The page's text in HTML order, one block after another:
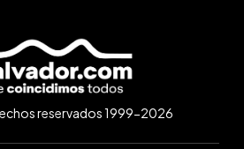
reservados 1999-2026